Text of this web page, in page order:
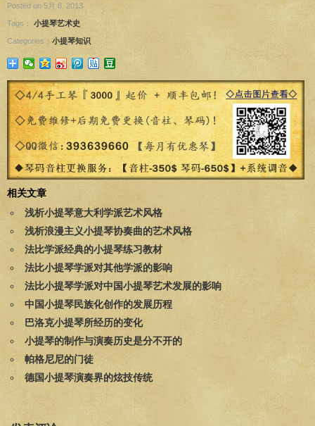
Posted on 5月 8, 2013
Tags： 小提琴艺术史
Categories： 小提琴知识
相关文章
浅析小提琴意大利学派艺术风格
浅析浪漫主义小提琴协奏曲的艺术风格
法比学派经典的小提琴练习教材
法比小提琴学派对其他学派的影响
法比小提琴学派对中国小提琴艺术发展的影响
中国小提琴民族化创作的发展历程
巴洛克小提琴所经历的变化
小提琴的制作与演奏历史是分不开的
帕格尼尼的门徒
德国小提琴演奏界的炫技传统